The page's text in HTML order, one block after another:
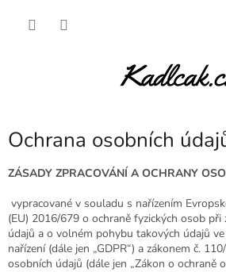
Ochrana osobních
ZÁSADY ZPRACOVÁNÍ A OCHRANY
vypracované v souladu s nařízením
(EU) 2016/679 o ochraně fyzických osob při
údajů a o volném pohybu takových údajů
nařízení (dále jen „GDPR“) a zákonem č.
osobních údajů (dále jen „Zákon o ochraně